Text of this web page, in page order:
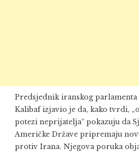
Predsjednik iranskog parlamenta
Kalibaf izjavio je da, kako tvrdi,
potezi neprijatelja“ pokazuju da
Američke Države pripremaju
protiv Irana. Njegova poruka